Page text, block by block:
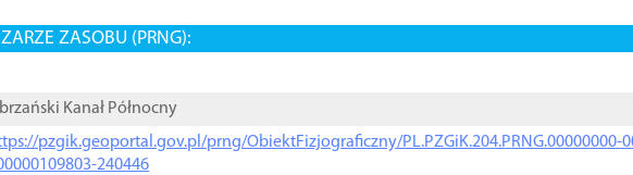
ZASOBU (PRNG):
Kanał Północny
pzgik.geoportal.gov.pl/prng/ObiektFizjograficzny/PL.PZGiK.204.PRNG.00000000-
240446